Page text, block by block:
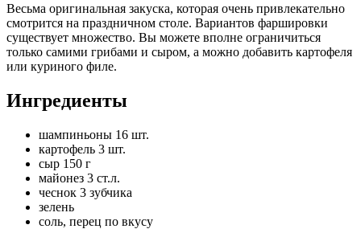
Весьма оригинальная закуска, которая очень привлекательно
смотрится на праздничном столе. Вариантов фаршировки
существует множество. Вы можете вполне ограничиться
только самими грибами и сыром, а можно добавить картофеля
или куриного филе.
Ингредиенты
шампиньоны 16 шт.
картофель 3 шт.
сыр 150 г
майонез 3 ст.л.
чеснок 3 зубчика
зелень
соль, перец по вкусу